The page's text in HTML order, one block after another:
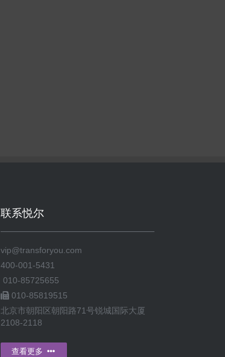
联系悦尔
vip@transforyou.com
400-001-5431
010-85725655
010-85819515
北京市朝阳区朝阳路71号锐城国际大厦
2108-2118
查看更多